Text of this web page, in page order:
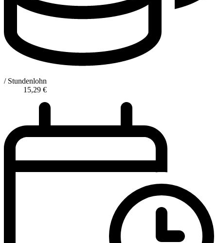
/ Stundenlohn
15,29 €